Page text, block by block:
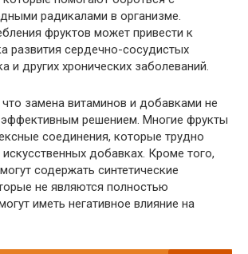
радикалами в организме.
фруктов может привести к
развития сердечно-сосудистых
и других хронических заболеваний.
замена витаминов и добавками не
эффективным решением. Многие фрукты
соединения, которые трудно
добавках. Кроме того,
содержать синтетические
не являются полностью
иметь негативное влияние на